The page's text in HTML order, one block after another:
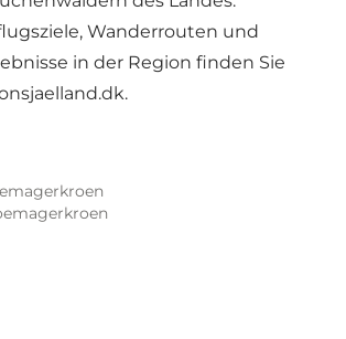
Wanderrouten und
in der Region finden Sie
.